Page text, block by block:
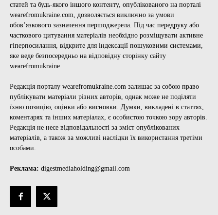
статей та будь-якого іншого контенту, опублікованого на порталі
wearefromukraine.com, дозволяється виключно за умови
обов’язкового зазначення першоджерела. Під час передруку або
часткового цитування матеріалів необхідно розміщувати активне
гіперпосилання, відкрите для індексації пошуковими системами,
яке веде безпосередньо на відповідну сторінку сайту
wearefromukraine
Редакція порталу wearefromukraine.com залишає за собою право
публікувати матеріали різних авторів, однак може не поділяти
їхню позицію, оцінки або висновки. Думки, викладені в статтях,
коментарях та інших матеріалах, є особистою точкою зору авторів.
Редакція не несе відповідальності за зміст опублікованих
матеріалів, а також за можливі наслідки їх використання третіми
особами.
Реклама: digestmediaholding@gmail.com